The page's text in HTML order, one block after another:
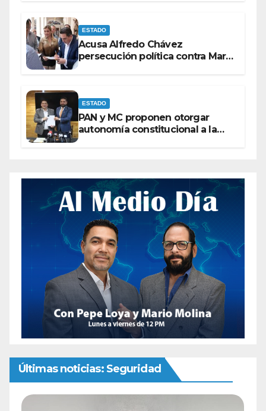
ESTADO
Acusa Alfredo Chávez
persecución política contra Maru
ESTADO
PAN y MC proponen otorgar
autonomía constitucional a la
Últimas noticias: Seguridad